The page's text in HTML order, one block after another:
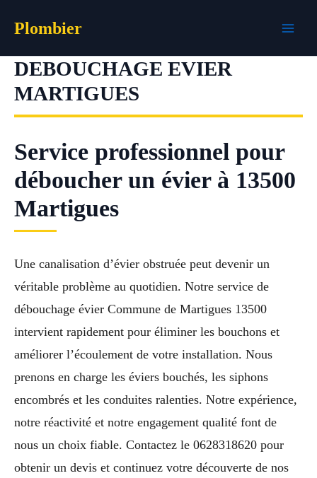
Plombier
DEBOUCHAGE EVIER
MARTIGUES
Service professionnel pour
déboucher un évier à 13500
Martigues
Une canalisation d’évier obstruée peut devenir un
véritable problème au quotidien. Notre service de
débouchage évier Commune de Martigues 13500
intervient rapidement pour éliminer les bouchons et
améliorer l’écoulement de votre installation. Nous
prenons en charge les éviers bouchés, les siphons
encombrés et les conduites ralenties. Notre expérience,
notre réactivité et notre engagement qualité font de
nous un choix fiable. Contactez le 0628318620 pour
obtenir un devis et continuez votre découverte de nos